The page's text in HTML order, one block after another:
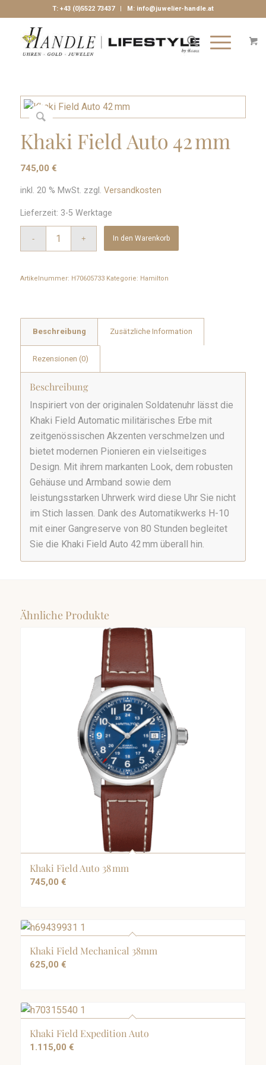
T: +43 (0)5522 73437| M: info@juwelier-handle.at
Khaki Field Auto 42 mm
745,00 €
inkl. 20 % MwSt. zzgl. Versandkosten
Lieferzeit: 3-5 Werktage
In den Warenkorb
Artikelnummer: H70605733 Kategorie: Hamilton
Beschreibung Zusätzliche Information
Rezensionen (0)
Beschreibung
Inspiriert von der originalen Soldatenuhr lässt die
Khaki Field Automatic militärisches Erbe mit
zeitgenössischen Akzenten verschmelzen und
bietet modernen Pionieren ein vielseitiges
Design. Mit ihrem markanten Look, dem robusten
Gehäuse und Armband sowie dem
leistungsstarken Uhrwerk wird diese Uhr Sie nicht
im Stich lassen. Dank des Automatikwerks H-10
mit einer Gangreserve von 80 Stunden begleitet
Sie die Khaki Field Auto 42 mm überall hin.
Ähnliche Produkte
Khaki Field Auto 38 mm
745,00 €
Khaki Field Mechanical 38mm
625,00 €
Khaki Field Expedition Auto
1.115,00 €